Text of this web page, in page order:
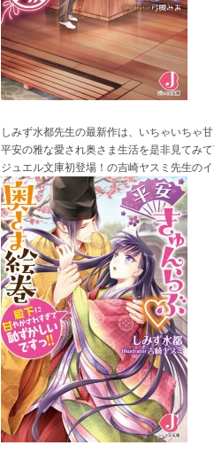
しみず水都先生の最新作は、いちゃいちゃ
平安の雅な愛され奥さま生活を是非見てみ
ジュエル文庫初登場！の吉崎ヤスミ先生の